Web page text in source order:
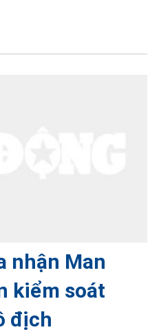
nhận Man
kiểm soát
địch